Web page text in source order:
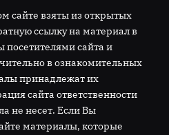
сайте взяты из открытых
ссылку на материал в
посетителями сайта и
в ознакомительных
принадлежат их
сайта ответственности
не несет. Если Вы
материалы, которые